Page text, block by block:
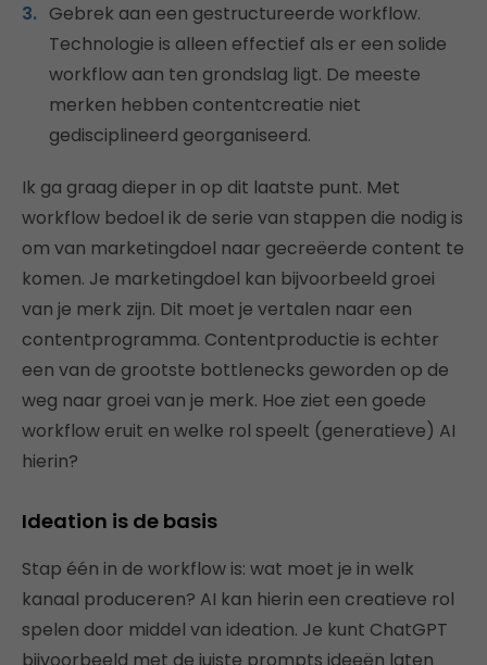
Gebrek aan een gestructureerde workflow.
Technologie is alleen effectief als er een solide
workflow aan ten grondslag ligt. De meeste
merken hebben contentcreatie niet
gedisciplineerd georganiseerd.
Ik ga graag dieper in op dit laatste punt. Met
workflow bedoel ik de serie van stappen die nodig is
om van marketingdoel naar gecreëerde content te
komen. Je marketingdoel kan bijvoorbeeld groei
van je merk zijn. Dit moet je vertalen naar een
contentprogramma. Contentproductie is echter
een van de grootste bottlenecks geworden op de
weg naar groei van je merk. Hoe ziet een goede
workflow eruit en welke rol speelt (generatieve) AI
hierin?
Ideation is de basis
Stap één in de workflow is: wat moet je in welk
kanaal produceren? AI kan hierin een creatieve rol
spelen door middel van ideation. Je kunt ChatGPT